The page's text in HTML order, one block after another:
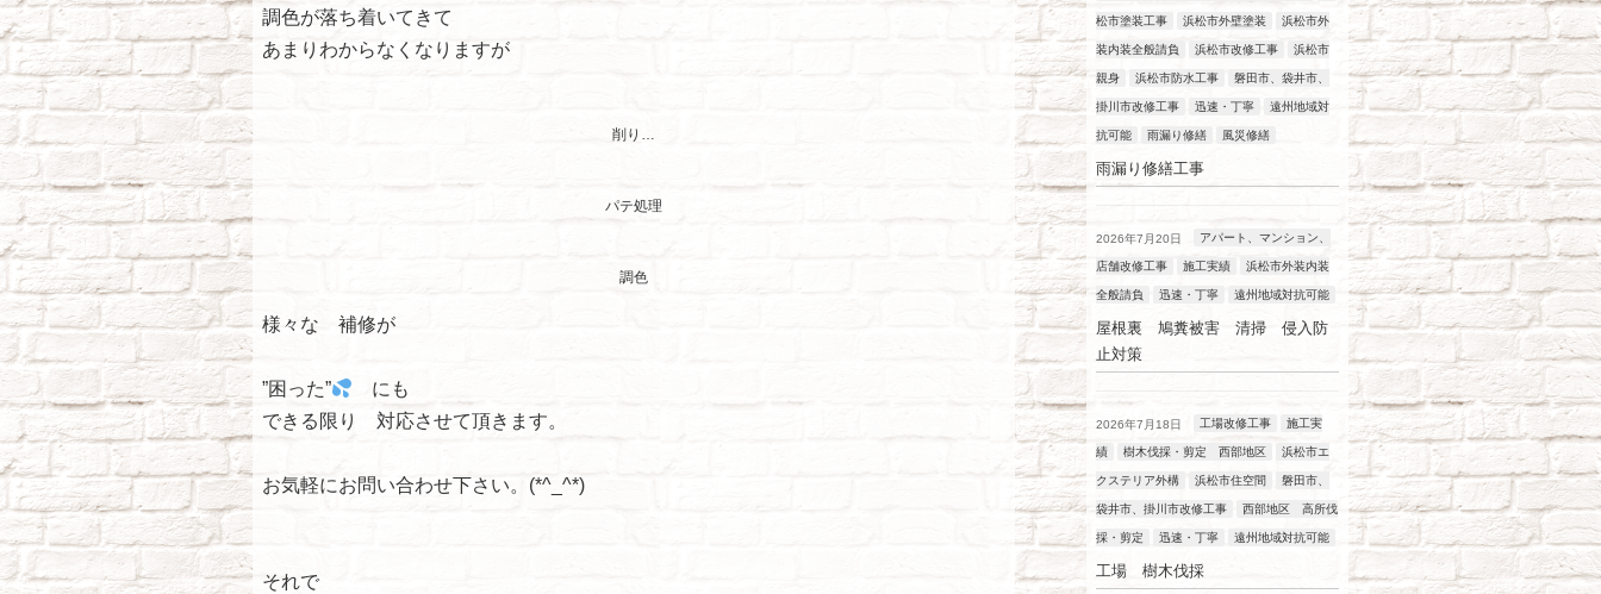
調色が落ち着いてきて
あまりわからなくなりますが
削り…
パテ処理
調色
様々な 補修が
”困った”
にも
できる限り 対応させて頂きます。
お気軽にお問い合わせ下さい。(*^_^*)
それで
松市塗装工事 浜松市外壁塗装 浜松市外
装内装全般請負 浜松市改修工事 浜松市
親身 浜松市防水工事 磐田市、袋井市、
掛川市改修工事 迅速・丁寧 遠州地域対
抗可能 雨漏り修繕 風災修繕
雨漏り修繕工事
2026年7月20日 アパート、マンション、
店舗改修工事 施工実績 浜松市外装内装
全般請負 迅速・丁寧 遠州地域対抗可能
屋根裏 鳩糞被害 清掃 侵入防
止対策
2026年7月18日 工場改修工事 施工実
績 樹木伐採・剪定 西部地区 浜松市エ
クステリア外構 浜松市住空間 磐田市、
袋井市、掛川市改修工事 西部地区 高所伐
採・剪定 迅速・丁寧 遠州地域対抗可能
工場 樹木伐採